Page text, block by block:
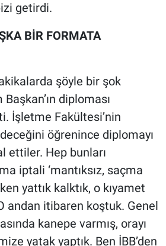
getirdi.
BİR FORMATA
şöyle bir şok
diploması
İşletme Fakültesi’nin
öğrenince diplomayı
ettiler. Hep bunları
iptali ‘mantıksız, saçma
yattık kalktık, o kıyamet
andan itibaren koştuk. Genel
kanepe varmış, orayı
yatak yaptık. Ben İBB’den